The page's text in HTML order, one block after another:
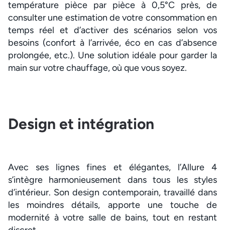
température pièce par pièce à 0,5°C près, de
consulter une estimation de votre consommation en
temps réel et d’activer des scénarios selon vos
besoins (confort à l’arrivée, éco en cas d’absence
prolongée, etc.). Une solution idéale pour garder la
main sur votre chauffage, où que vous soyez.
Design et intégration
Avec ses lignes fines et élégantes, l’Allure 4
s’intègre harmonieusement dans tous les styles
d’intérieur. Son design contemporain, travaillé dans
les moindres détails, apporte une touche de
modernité à votre salle de bains, tout en restant